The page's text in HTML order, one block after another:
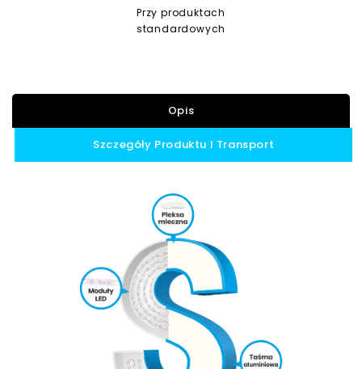
Przy produktach
standardowych
Opis
Szczegóły Produktu I Transport